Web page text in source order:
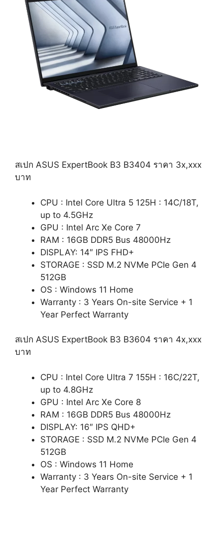
สเปก ASUS ExpertBook B3 B3404 ราคา 3x,xxx
บาท
CPU : Intel Core Ultra 5 125H : 14C/18T,
up to 4.5GHz
GPU : Intel Arc Xe Core 7
RAM : 16GB DDR5 Bus 48000Hz
DISPLAY: 14″ IPS FHD+
STORAGE : SSD M.2 NVMe PCIe Gen 4
512GB
OS : Windows 11 Home
Warranty : 3 Years On-site Service + 1
Year Perfect Warranty
สเปก ASUS ExpertBook B3 B3604 ราคา 4x,xxx
บาท
CPU : Intel Core Ultra 7 155H : 16C/22T,
up to 4.8GHz
GPU : Intel Arc Xe Core 8
RAM : 16GB DDR5 Bus 48000Hz
DISPLAY: 16″ IPS QHD+
STORAGE : SSD M.2 NVMe PCIe Gen 4
512GB
OS : Windows 11 Home
Warranty : 3 Years On-site Service + 1
Year Perfect Warranty